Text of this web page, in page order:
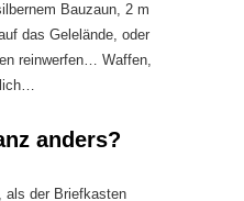
Bauzaun, 2 m
das Gelelände, oder
reinwerfen… Waffen,
anders?
als der Briefkasten